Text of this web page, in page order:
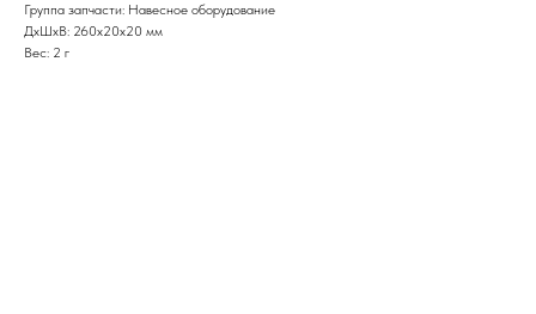
Группа запчасти: Навесное оборудование
ДxШxВ: 260x20x20 мм
Вес: 2 г